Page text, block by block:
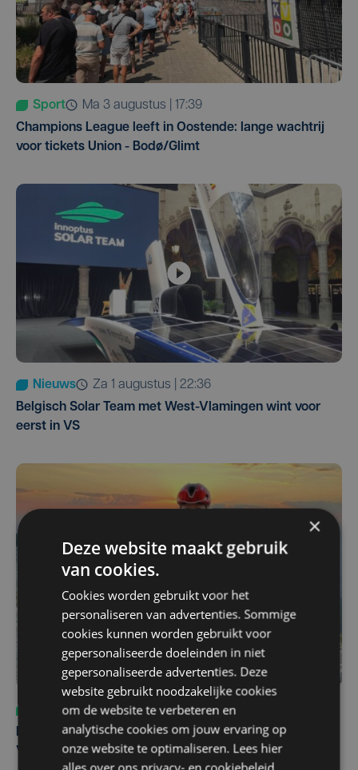
Sport
ma 3 augustus | 17:39
Champions League leeft in Oostende: lange wachtrij
voor tickets Union - Bodø/Glimt
Nieuws
za 1 augustus | 22:36
Belgisch Solar Team met West-Vlamingen wint voor
eerst in VS
Sport
do 6 augustus | 10:49
Margot Vanpachtenbeke beklimt zeven keer de Mont
Ventoux
×
Deze website maakt gebruik
van cookies.
Cookies worden gebruikt voor het
personaliseren van advertenties. Sommige
cookies kunnen worden gebruikt voor
gepersonaliseerde doeleinden in niet
gepersonaliseerde advertenties. Deze
website gebruikt noodzakelijke cookies
om de website te verbeteren en
analytische cookies om jouw ervaring op
onze website te optimaliseren. Lees hier